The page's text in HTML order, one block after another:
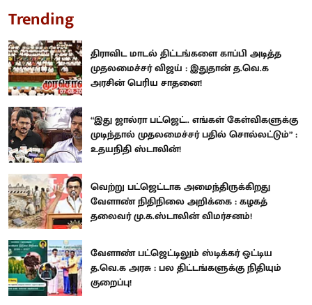
Trending
திராவிட மாடல் திட்டங்களை காப்பி அடித்த
முதலமைச்சர் விஜய் : இதுதான் த.வெ.க
அரசின் பெரிய சாதனை!
“இது ஜால்ரா பட்ஜெட்.. எங்கள் கேள்விகளுக்கு
முடிந்தால் முதலமைச்சர் பதில் சொல்லட்டும்” :
உதயநிதி ஸ்டாலின்!
வெற்று பட்ஜெட்டாக அமைந்திருக்கிறது
வேளாண் நிதிநிலை அறிக்கை : கழகத்
தலைவர் மு.க.ஸ்டாலின் விமர்சனம்!
வேளாண் பட்ஜெட்டிலும் ஸ்டிக்கர் ஒட்டிய
த.வெ.க அரசு : பல திட்டங்களுக்கு நிதியும்
குறைப்பு!